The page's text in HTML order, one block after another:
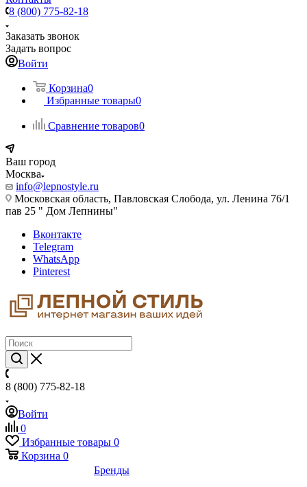
8 (800) 775-82-18
Заказать звонок
Задать вопрос
Войти
Корзина0
Избранные товары0
Сравнение товаров0
Ваш город
Москва
info@lepnostyle.ru
Московская область, Павловская Слобода, ул. Ленина 76/1
пав 25 " Дом Лепнины"
Вконтакте
Telegram
WhatsApp
Pinterest
8 (800) 775-82-18
Войти
0
Избранные товары 0
Корзина 0
Бренды